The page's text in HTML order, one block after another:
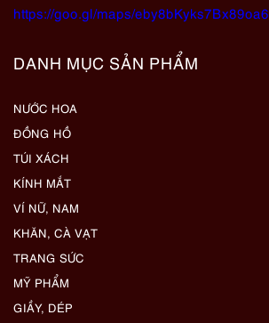
https://goo.gl/maps/eby8bKyks7Bx89oa6
DANH MỤC SẢN PHẨM
NƯỚC HOA
ĐỒNG HỒ
TÚI XÁCH
KÍNH MẮT
VÍ NỮ, NAM
KHĂN, CÀ VẠT
TRANG SỨC
MỸ PHẨM
GIẦY, DÉP